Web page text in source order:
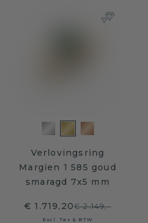
Verlovingsring
Margien 1 585 goud
smaragd 7x5 mm
€ 1.719,20€ 2.149,-
Excl. Tax & BTW